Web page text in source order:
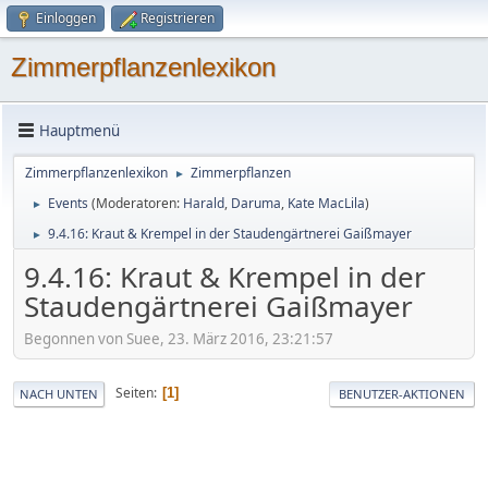
Einloggen Registrieren
Zimmerpflanzenlexikon
Hauptmenü
Zimmerpflanzenlexikon ► Zimmerpflanzen
► Events (Moderatoren: Harald, Daruma, Kate MacLila)
► 9.4.16: Kraut & Krempel in der Staudengärtnerei Gaißmayer
9.4.16: Kraut & Krempel in der
Staudengärtnerei Gaißmayer
Begonnen von Suee, 23. März 2016, 23:21:57
NACH UNTEN Seiten 1 BENUTZER-AKTIONEN